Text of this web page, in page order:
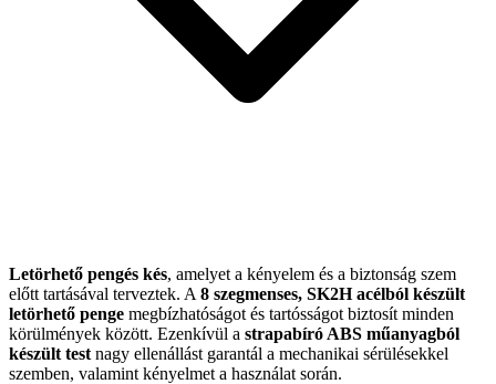
Letörhető pengés kés, amelyet a kényelem és a biztonság szem
előtt tartásával terveztek. A 8 szegmenses, SK2H acélból készült
letörhető penge megbízhatóságot és tartósságot biztosít minden
körülmények között. Ezenkívül a strapabíró ABS műanyagból
készült test nagy ellenállást garantál a mechanikai sérülésekkel
szemben, valamint kényelmet a használat során.